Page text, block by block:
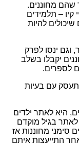
שהם מחוננים.
קיו – תלמידים
שיכולים להיות
וגם ינסו לפרק
יקבלו בשלב
לספרים.
עם בעיות
היא לאתר ילדים
בגיל מוקדם
סימני מחוננות אז
התייעצות איתם